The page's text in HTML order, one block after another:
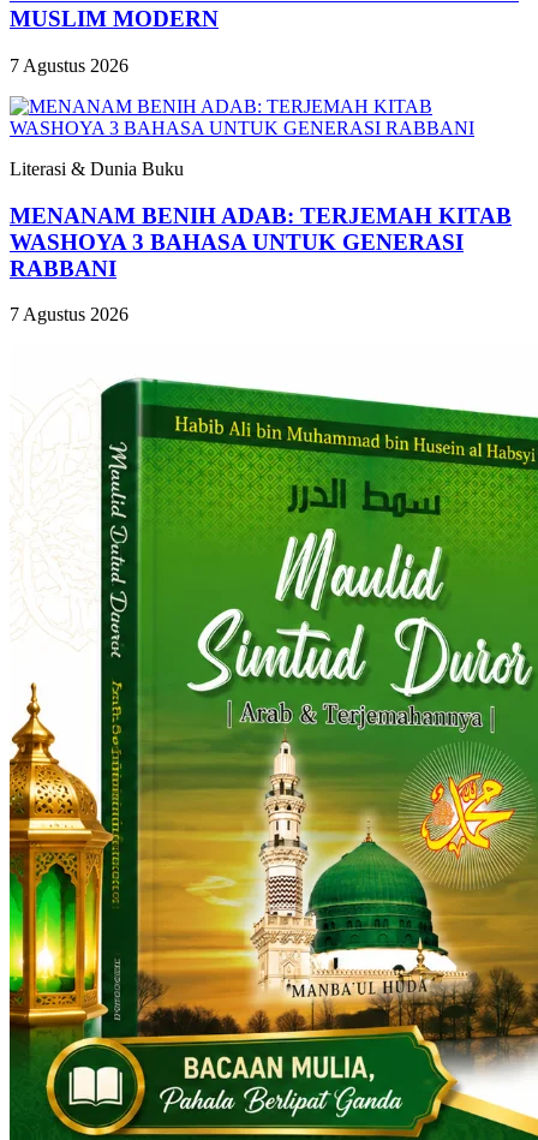
MUSLIM MODERN
7 Agustus 2026
Literasi & Dunia Buku
MENANAM BENIH ADAB: TERJEMAH KITAB
WASHOYA 3 BAHASA UNTUK GENERASI
RABBANI
7 Agustus 2026